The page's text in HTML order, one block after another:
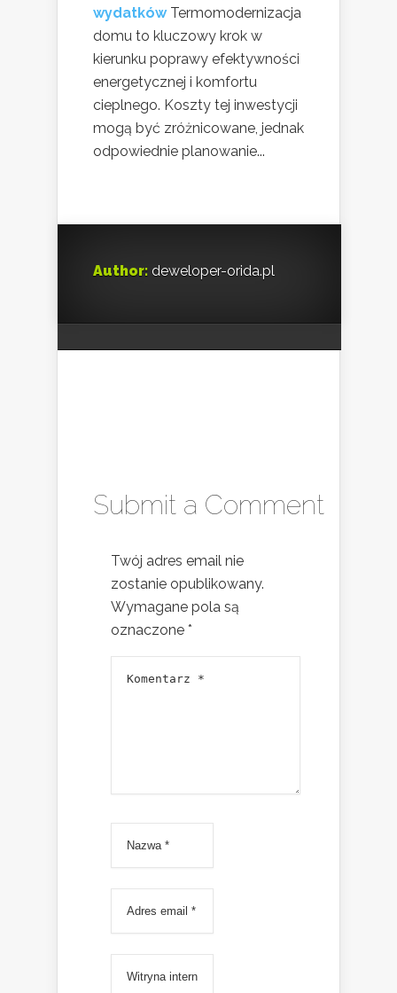
wydatków Termomodernizacja
domu to kluczowy krok w
kierunku poprawy efektywności
energetycznej i komfortu
cieplnego. Koszty tej inwestycji
mogą być zróżnicowane, jednak
odpowiednie planowanie...
Author: deweloper-orida.pl
Submit a Comment
Twój adres email nie
zostanie opublikowany.
Wymagane pola są
oznaczone *